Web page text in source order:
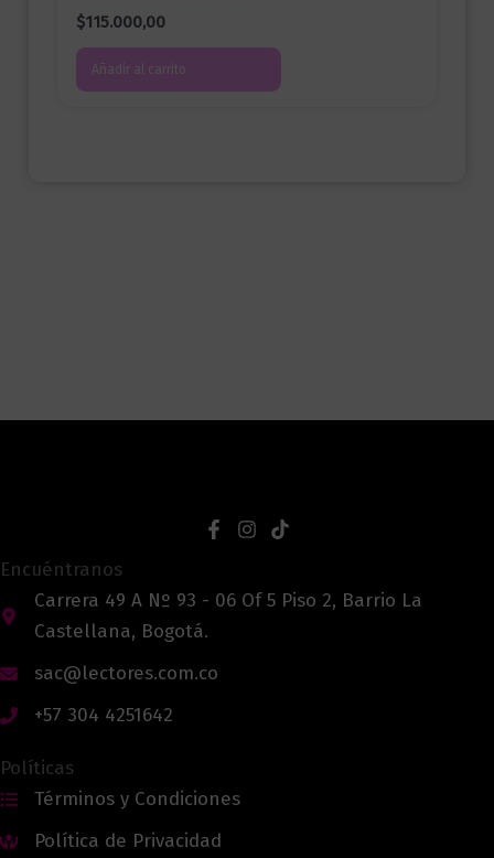
$115.000,00
Añadir al carrito
Encuéntranos
Carrera 49 A Nº 93 - 06 Of 5 Piso 2, Barrio La
Castellana, Bogotá.
sac@lectores.com.co
+57 304 4251642
Políticas
Términos y Condiciones
Política de Privacidad